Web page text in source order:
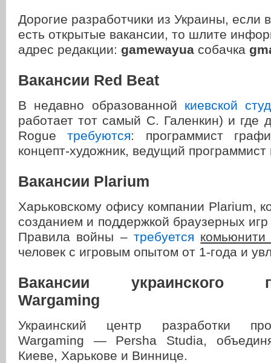
Дорогие разработчики из Украины, если
есть открытые вакансии, то шлите
адрес редакции: gamewayua собачка
Вакансии Red Beat
В недавно образованной киевской
работает тот самый С. Галенкин) и где
Rogueтребуются: программист
концепт-художник, ведущий программист
Вакансии Plarium
Харьковскому офису компании Plarium,
созданием и поддержкой браузерных
Правила войны – требуется
человек с игровым опытом от 1-года и
Вакансии украинского
Wargaming
Украинский центр разработки
Wargaming — Persha Studia,
Киеве, Харькове и Виннице.